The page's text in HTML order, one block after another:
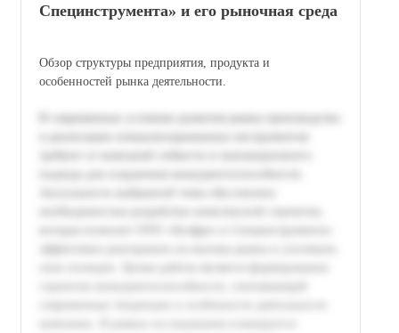
Специнструмента» и его рыночная среда
Обзор структуры предприятия, продукта и
особенностей рынка деятельности.